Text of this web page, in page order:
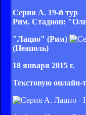
Серия А. 19-й тур
Рим. Стадион:
"Лацио" (Рим)
(Неаполь)
18 января 2015 г.
Текстовую